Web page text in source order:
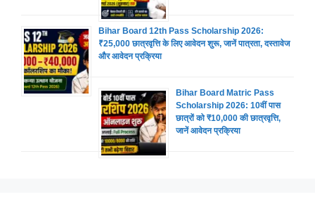
Bihar Board 12th Pass Scholarship 2026:
₹25,000 छात्रवृत्ति के लिए आवेदन शुरू, जानें पात्रता, दस्तावेज
और आवेदन प्रक्रिया
Bihar Board Matric Pass
Scholarship 2026: 10वीं पास
छात्रों को ₹10,000 की छात्रवृत्ति,
जानें आवेदन प्रक्रिया